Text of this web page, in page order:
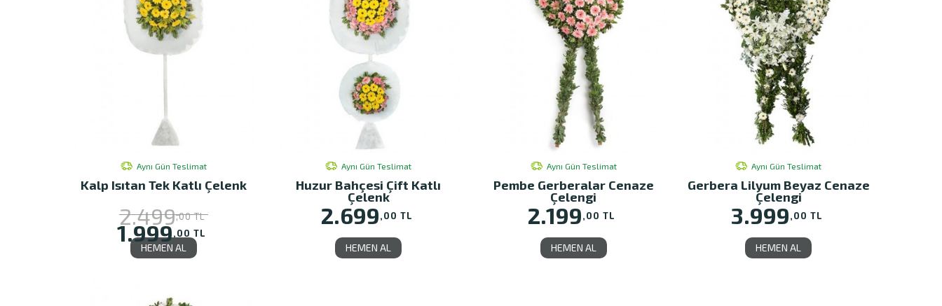
Aynı Gün Teslimat
Kalp Isıtan Tek Katlı Çelenk
2.499,00 TL
1.999,00 TL
HEMEN AL
Aynı Gün Teslimat
Huzur Bahçesi Çift Katlı
Çelenk
2.699,00 TL
HEMEN AL
Aynı Gün Teslimat
Pembe Gerberalar Cenaze
Çelengi
2.199,00 TL
HEMEN AL
Aynı Gün Teslimat
Gerbera Lilyum Beyaz Cenaze
Çelengi
3.999,00 TL
HEMEN AL